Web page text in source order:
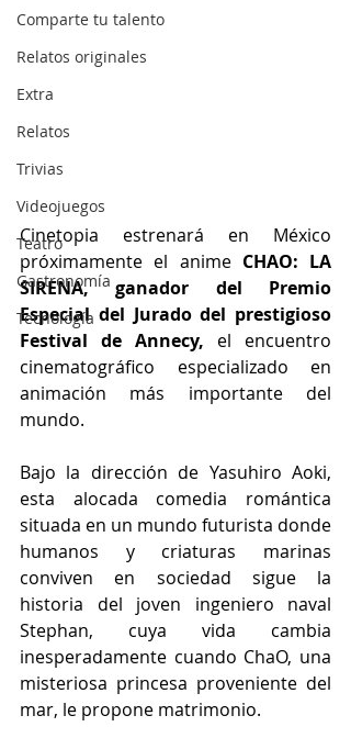
Comparte tu talento
Relatos originales
Extra
Relatos
Trivias
Videojuegos
Teatro
Gastronomía
Tecnología
Cinetopia estrenará en México
próximamente el anime CHAO: LA
SIRENA, ganador del Premio
Especial del Jurado del prestigioso
Festival de Annecy, el encuentro
cinematográfico especializado en
animación más importante del
mundo.
Bajo la dirección de Yasuhiro Aoki,
esta alocada comedia romántica
situada en un mundo futurista donde
humanos y criaturas marinas
conviven en sociedad sigue la
historia del joven ingeniero naval
Stephan, cuya vida cambia
inesperadamente cuando ChaO, una
misteriosa princesa proveniente del
mar, le propone matrimonio.